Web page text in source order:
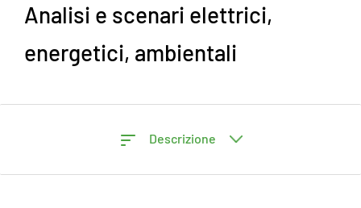
Analisi e scenari elettrici,
energetici, ambientali
Descrizione